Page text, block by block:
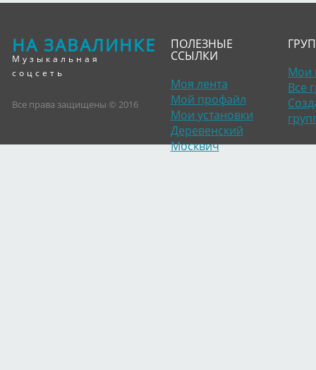
НА ЗАВАЛИНКЕ
Музыкальная
соцсеть
Все права защищены © 2016
ПОЛЕЗНЫЕ
ССЫЛКИ
Моя лента
Мой профайл
Мои установки
Деревенский
Москвич
Мои
Все